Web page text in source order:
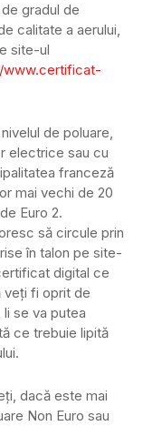
gradul de
calitate a aerului,
site-ul
www.certificat-
de poluare,
electrice sau cu
franceză
mai vechi de 20
Euro 2.
să circule prin
în talon pe site-
digital ce
veți fi oprit de
li se va putea
ce trebuie lipită
dacă este mai
Non Euro sau